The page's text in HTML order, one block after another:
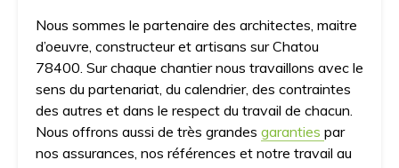
Nous sommes le partenaire des architectes, maitre
d’oeuvre, constructeur et artisans sur Chatou
78400. Sur chaque chantier nous travaillons avec le
sens du partenariat, du calendrier, des contraintes
des autres et dans le respect du travail de chacun.
Nous offrons aussi de très grandes garanties par
nos assurances, nos références et notre travail au